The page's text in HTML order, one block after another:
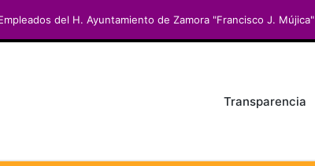
del H. Ayuntamiento de Zamora "Francisco J. Mújica"
Transparencia